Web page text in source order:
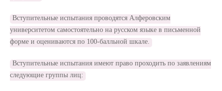
Вступительные испытания проводятся Алферовским
университетом самостоятельно на русском языке в письменной
форме и оцениваются по 100-балльной шкале.
Вступительные испытания имеют право проходить по заявлениям
следующие группы лиц: